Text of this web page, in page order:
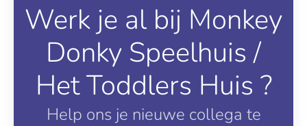
Werk je al bij Monkey
Donky Speelhuis /
Het Toddlers Huis ?
Help ons je nieuwe collega te